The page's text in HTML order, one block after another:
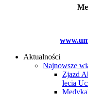
Aktualności
Najnowsze
Zjazd
lecia